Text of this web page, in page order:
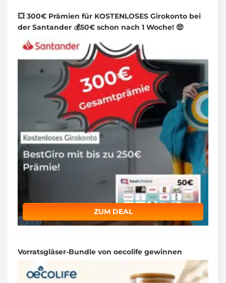
💥 300€ Prämien für KOSTENLOSES Girokonto bei
der Santander 💰50€ schon nach 1 Woche! 🤑
ZUM DEAL
Vorratsgläser-Bundle von oecolife gewinnen